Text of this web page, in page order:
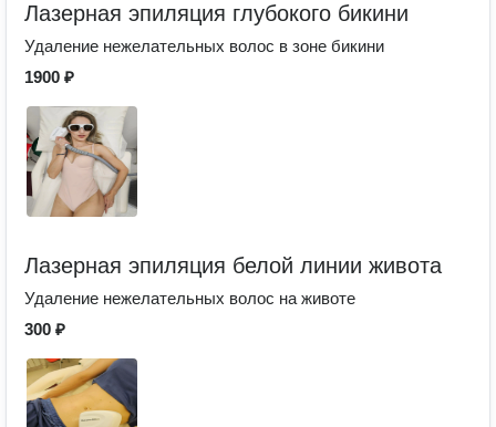
Лазерная эпиляция глубокого бикини
Удаление нежелательных волос в зоне бикини
1900 ₽
Лазерная эпиляция белой линии живота
Удаление нежелательных волос на животе
300 ₽